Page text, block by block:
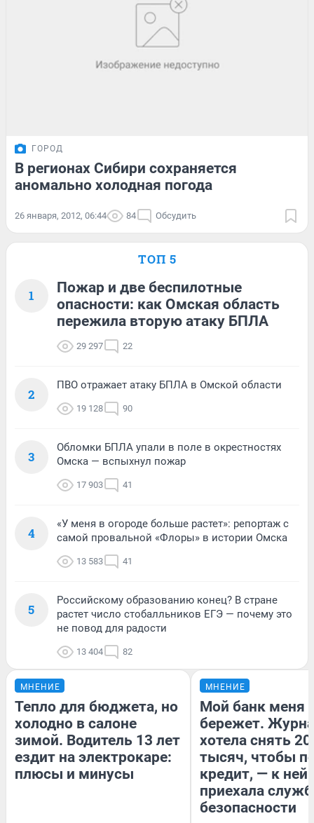
ГОРОД
В регионах Сибири сохраняется
аномально холодная погода
26 января, 2012, 06:44 84 Обсудить
ТОП 5
1
Пожар и две беспилотные
опасности: как Омская область
пережила вторую атаку БПЛА
29 297 22
2
ПВО отражает атаку БПЛА в Омской области
19 128 90
3
Обломки БПЛА упали в поле в окрестностях
Омска — вспыхнул пожар
17 903 41
4
«У меня в огороде больше растет»: репортаж с
самой провальной «Флоры» в истории Омска
13 583 41
5
Российскому образованию конец? В стране
растет число стобалльников ЕГЭ — почему это
не повод для радости
13 404 82
МНЕНИЕ
Тепло для бюджета, но
холодно в салоне
зимой. Водитель 13 лет
ездит на электрокаре:
плюсы и минусы
МНЕНИЕ
Мой банк меня
бережет.
хотела снять
тысяч, чтобы
кредит, — к
приехала
безопасности